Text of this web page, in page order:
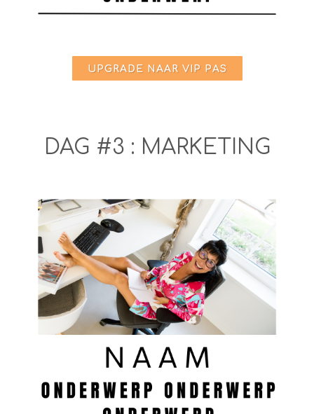
UPGRADE NAAR VIP PAS
DAG #3 : MARKETING